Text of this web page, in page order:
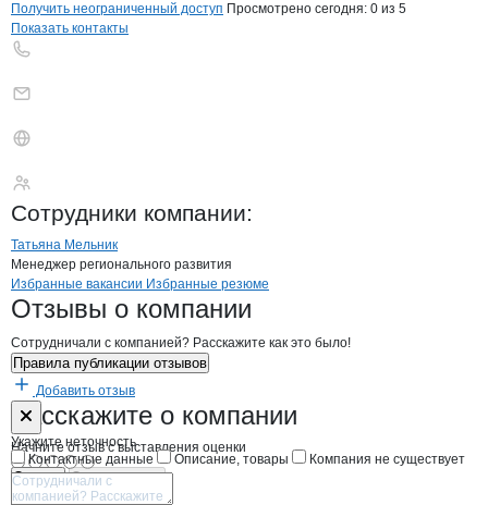
Получить неограниченный доступ Просмотрено сегодня: 0 из 5
Показать контакты
Сотрудники компании:
Татьяна Мельник
Менеджер регионального развития
Брендыкомпани Авентин
Вакансии вАвентин
Избранные вакансии Избранные резюме
Новости oАвентин, ООО
Отзывы о компании
Сотрудничали с компанией? Расскажите как это было!
Правила публикации отзывов
Добавить отзыв
Расскажите о компании
Начните отзыв с выставления оценки
Форма обратной связи о неточностях
Укажите неточность
Контактные данные
Описание, товары Компания не существует
Отмена Опубликовать